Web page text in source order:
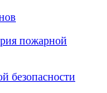
пожарной
безопасности